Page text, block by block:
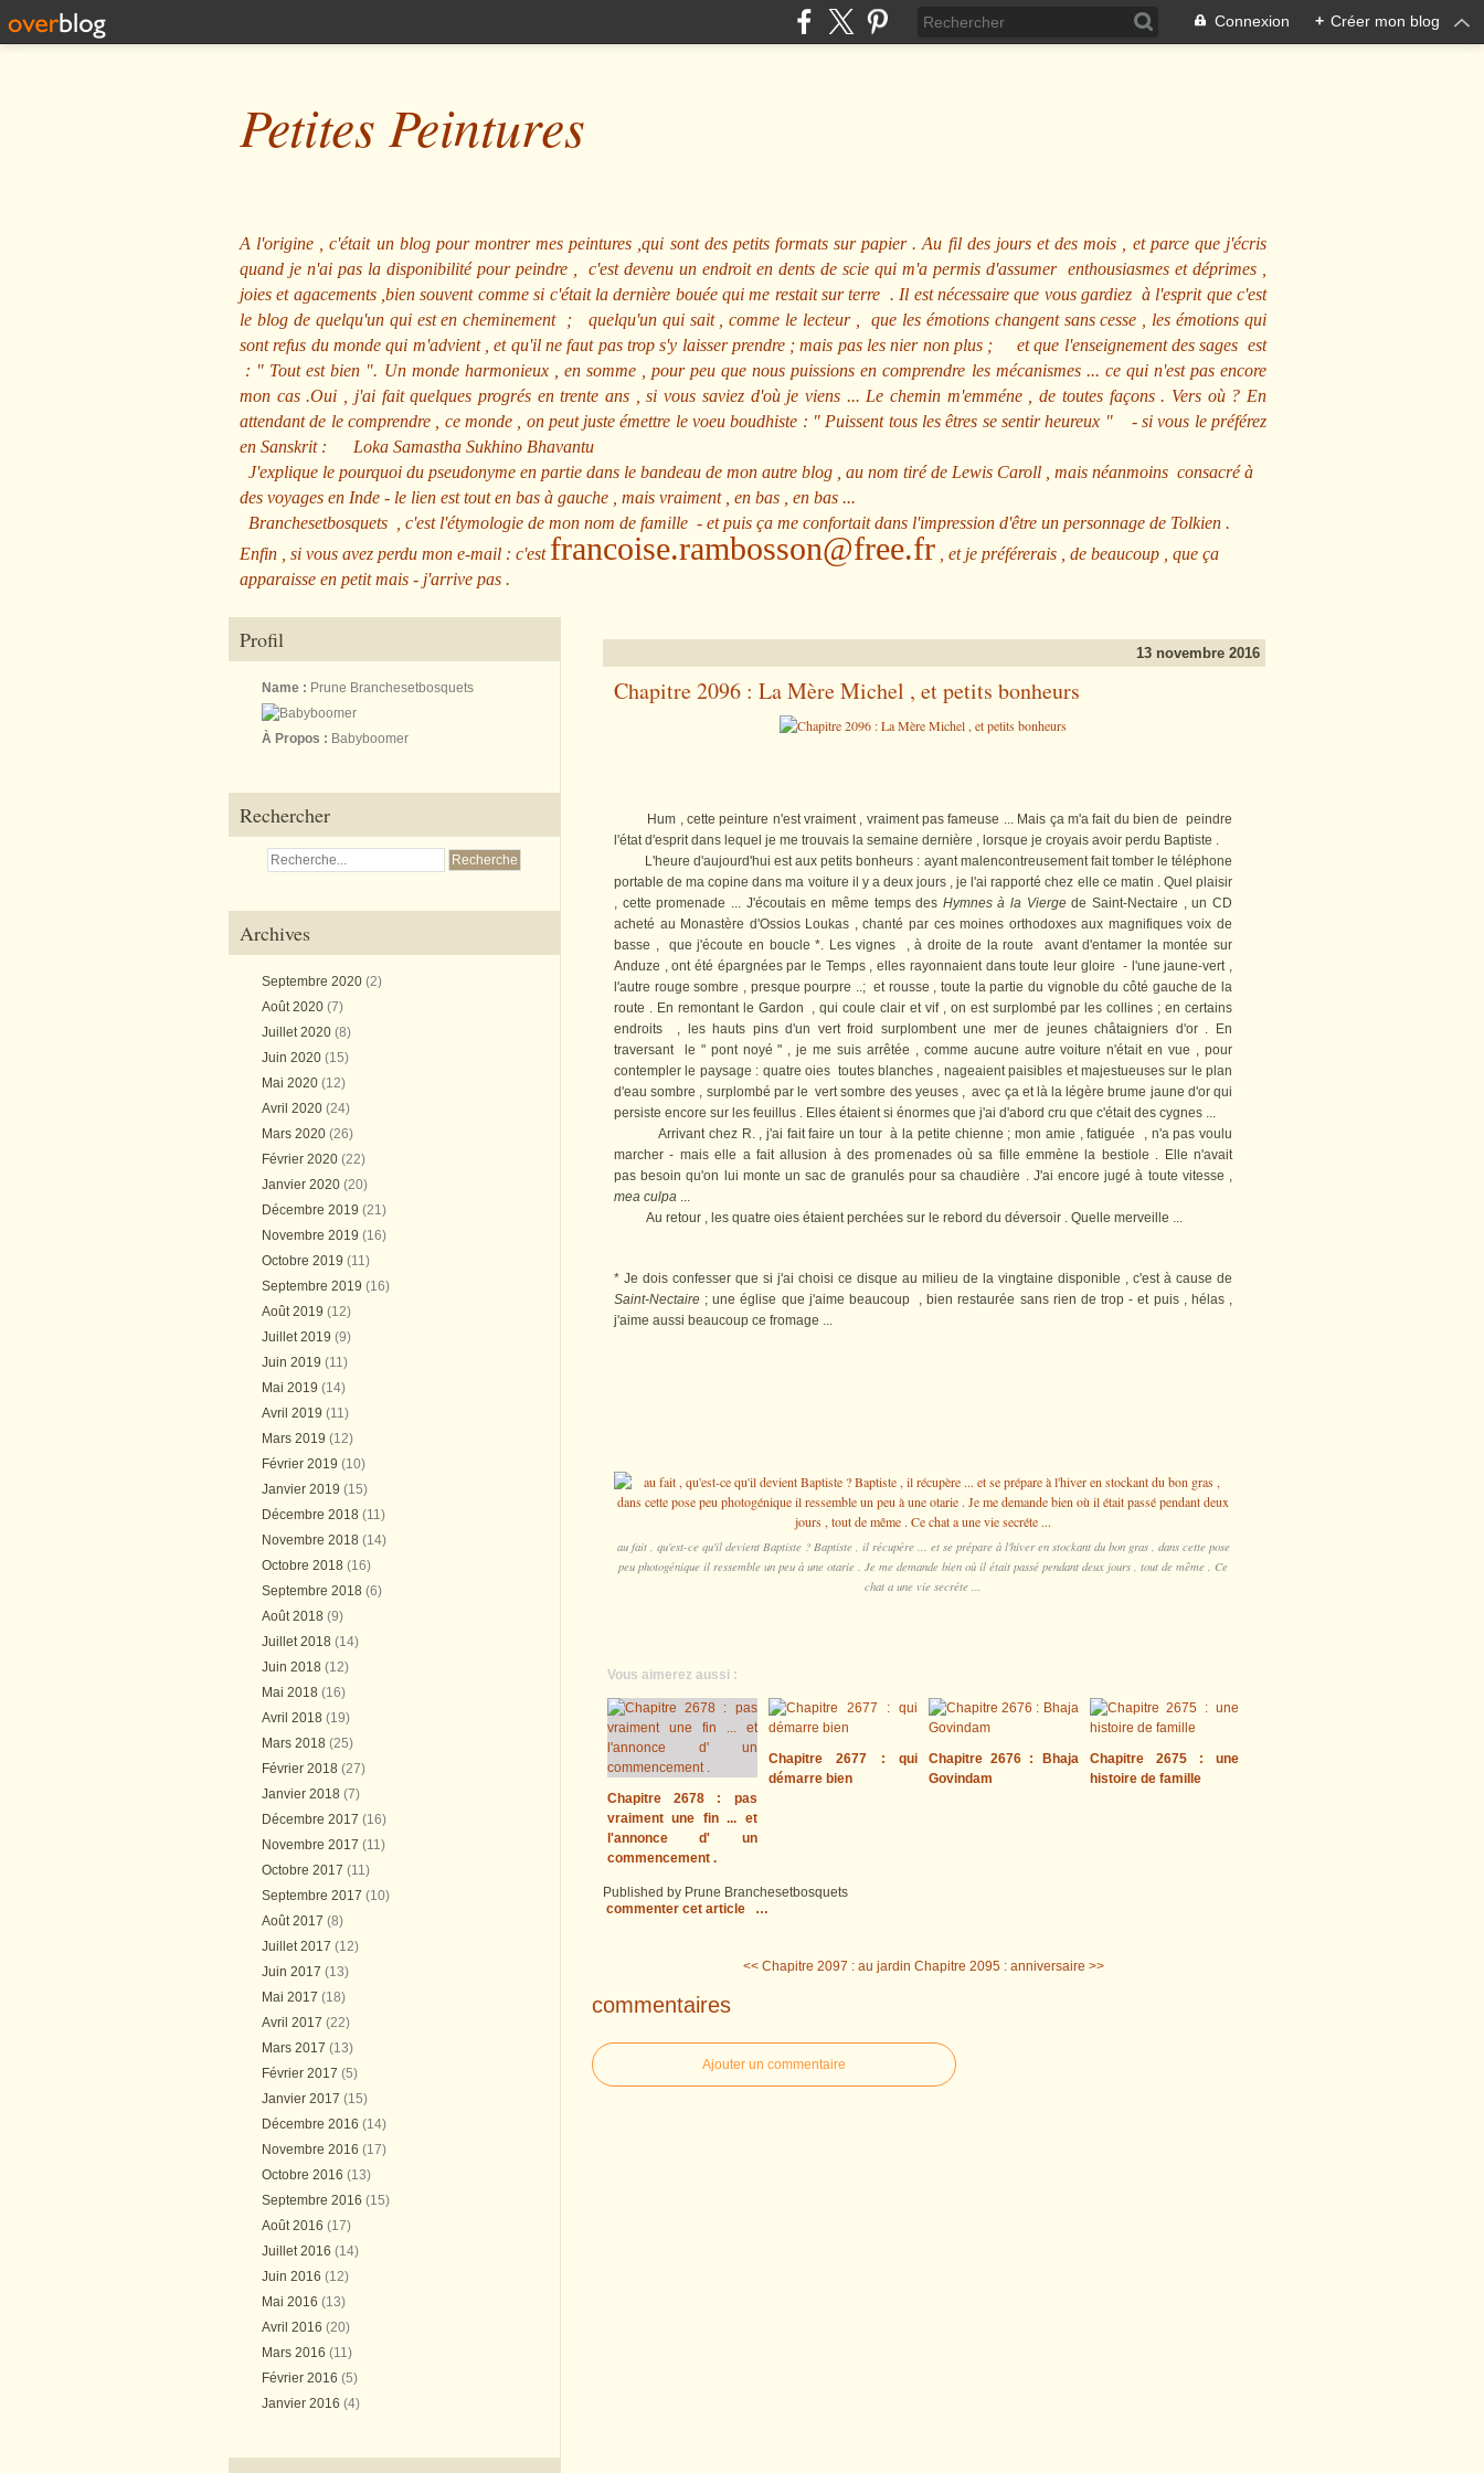
Connexion + Créer mon blog
Petites Peintures
A l'origine , c'était un blog pour montrer mes peintures ,qui sont des petits formats sur papier . Au fil des jours et des mois , et parce que j'écris
quand je n'ai pas la disponibilité pour peindre , c'est devenu un endroit en dents de scie qui m'a permis d'assumer enthousiasmes et déprimes ,
joies et agacements ,bien souvent comme si c'était la dernière bouée qui me restait sur terre . Il est nécessaire que vous gardiez à l'esprit que c'est
le blog de quelqu'un qui est en cheminement ; quelqu'un qui sait , comme le lecteur , que les émotions changent sans cesse , les émotions qui
sont refus du monde qui m'advient , et qu'il ne faut pas trop s'y laisser prendre ; mais pas les nier non plus ; et que l'enseignement des sages est
: " Tout est bien ". Un monde harmonieux , en somme , pour peu que nous puissions en comprendre les mécanismes ... ce qui n'est pas encore
mon cas .Oui , j'ai fait quelques progrés en trente ans , si vous saviez d'où je viens ... Le chemin m'emméne , de toutes façons . Vers où ? En
attendant de le comprendre , ce monde , on peut juste émettre le voeu boudhiste : " Puissent tous les êtres se sentir heureux " - si vous le préférez
en Sanskrit : Loka Samastha Sukhino Bhavantu
J'explique le pourquoi du pseudonyme en partie dans le bandeau de mon autre blog , au nom tiré de Lewis Caroll , mais néanmoins consacré à
des voyages en Inde - le lien est tout en bas à gauche , mais vraiment , en bas , en bas ...
Branchesetbosquets
, c'est l'étymologie de mon nom de famille - et puis ça me confortait dans l'impression d'être un personnage de Tolkien .
Enfin , si vous avez perdu mon e-mail : c'est francoise.rambosson@free.fr , et je préférerais , de beaucoup , que ça
apparaisse en petit mais - j'arrive pas .
Profil
Name : Prune Branchesetbosquets
À Propos : Babyboomer
Rechercher
Archives
Septembre 2020 (2)
Août 2020 (7)
Juillet 2020 (8)
Juin 2020 (15)
Mai 2020 (12)
Avril 2020 (24)
Mars 2020 (26)
Février 2020 (22)
Janvier 2020 (20)
Décembre 2019 (21)
Novembre 2019 (16)
Octobre 2019 (11)
Septembre 2019 (16)
Août 2019 (12)
Juillet 2019 (9)
Juin 2019 (11)
Mai 2019 (14)
Avril 2019 (11)
Mars 2019 (12)
Février 2019 (10)
Janvier 2019 (15)
Décembre 2018 (11)
Novembre 2018 (14)
Octobre 2018 (16)
Septembre 2018 (6)
Août 2018 (9)
Juillet 2018 (14)
Juin 2018 (12)
Mai 2018 (16)
Avril 2018 (19)
Mars 2018 (25)
Février 2018 (27)
Janvier 2018 (7)
Décembre 2017 (16)
Novembre 2017 (11)
Octobre 2017 (11)
Septembre 2017 (10)
Août 2017 (8)
Juillet 2017 (12)
Juin 2017 (13)
Mai 2017 (18)
Avril 2017 (22)
Mars 2017 (13)
Février 2017 (5)
Janvier 2017 (15)
Décembre 2016 (14)
Novembre 2016 (17)
Octobre 2016 (13)
Septembre 2016 (15)
Août 2016 (17)
Juillet 2016 (14)
Juin 2016 (12)
Mai 2016 (13)
Avril 2016 (20)
Mars 2016 (11)
Février 2016 (5)
Janvier 2016 (4)
13 novembre 2016
Chapitre 2096 : La Mère Michel , et petits bonheurs
Hum , cette peinture n'est vraiment , vraiment pas fameuse ... Mais ça m'a fait du bien de peindre
l'état d'esprit dans lequel je me trouvais la semaine dernière , lorsque je croyais avoir perdu Baptiste .
L'heure d'aujourd'hui est aux petits bonheurs : ayant malencontreusement fait tomber le téléphone
portable de ma copine dans ma voiture il y a deux jours , je l'ai rapporté chez elle ce matin . Quel plaisir
, cette promenade ... J'écoutais en même temps des Hymnes à la Viergede Saint-Nectaire , un CD
acheté au Monastère d'Ossios Loukas , chanté par ces moines orthodoxes aux magnifiques voix de
basse , que j'écoute en boucle *. Les vignes , à droite de la route avant d'entamer la montée sur
Anduze , ont été épargnées par le Temps , elles rayonnaient dans toute leur gloire - l'une jaune-vert ,
l'autre rouge sombre , presque pourpre ..; et rousse , toute la partie du vignoble du côté gauche de la
route . En remontant le Gardon , qui coule clair et vif , on est surplombé par les collines ; en certains
endroits , les hauts pins d'un vert froid surplombent une mer de jeunes châtaigniers d'or . En
traversant le " pont noyé " , je me suis arrêtée , comme aucune autre voiture n'était en vue , pour
contempler le paysage : quatre oies toutes blanches , nageaient paisibles et majestueuses sur le plan
d'eau sombre , surplombé par le vert sombre des yeuses , avec ça et là la légère brume jaune d'or qui
persiste encore sur les feuillus . Elles étaient si énormes que j'ai d'abord cru que c'était des cygnes ...
Arrivant chez R. , j'ai fait faire un tour à la petite chienne ; mon amie , fatiguée , n'a pas voulu
marcher - mais elle a fait allusion à des promenades où sa fille emmène la bestiole . Elle n'avait
pas besoin qu'on lui monte un sac de granulés pour sa chaudière . J'ai encore jugé à toute vitesse ,
mea culpa ...
Au retour , les quatre oies étaient perchées sur le rebord du déversoir . Quelle merveille ...
* Je dois confesser que si j'ai choisi ce disque au milieu de la vingtaine disponible , c'est à cause de
Saint-Nectaire ; une église que j'aime beaucoup , bien restaurée sans rien de trop - et puis , hélas ,
j'aime aussi beaucoup ce fromage ...
au fait , qu'est-ce qu'il devient Baptiste ? Baptiste , il récupère ... et se prépare à l'hiver en stockant du bon gras , dans cette pose
peu photogénique il ressemble un peu à une otarie . Je me demande bien où il était passé pendant deux jours , tout de même . Ce
chat a une vie secréte ...
Vous aimerez aussi :
Chapitre 2678 : pas
vraiment une fin ... et
l'annonce d' un
commencement .
Chapitre 2677 : qui
démarre bien
Chapitre 2676 : Bhaja
Govindam
Chapitre 2675 : une
histoire de famille
Published by Prune Branchesetbosquets
commenter cet article
…
<< Chapitre 2097 : au jardin Chapitre 2095 : anniversaire >>
commentaires
Ajouter un commentaire